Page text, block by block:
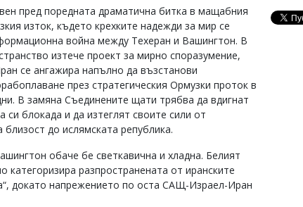
пред поредната драматична битка в мащабния
изток, където крехките надежди за мир се
война между Техеран и Вашингтон. В
изтече проект за мирно споразумение,
се ангажира напълно да възстанови
през стратегическия Ормузки проток в
В замяна Съединените щати трябва да вдигнат
си блокада и да изтеглят своите сили от
близост до ислямската република.
обаче бе светкавична и хладна. Белият
категоризира разпространената от иранските
докато напрежението по оста САЩ-Израел-Иран